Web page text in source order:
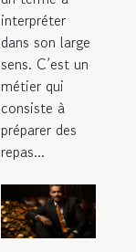
interpréter
dans son large
sens. C’est un
métier qui
consiste à
préparer des
repas...